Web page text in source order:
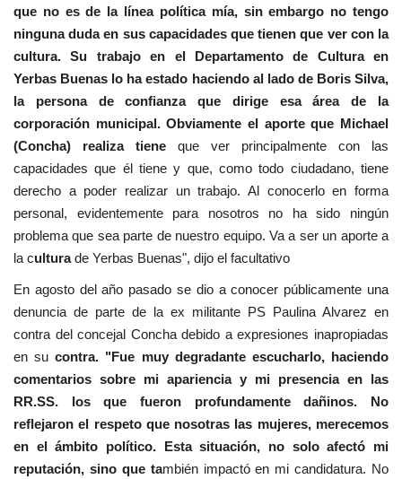
que no es de la línea política mía, sin embargo no tengo
ninguna duda en sus capacidades que tienen que ver con la
cultura. Su trabajo en el Departamento de Cultura en
Yerbas Buenas lo ha estado haciendo al lado de Boris Silva,
la persona de confianza que dirige esa área de la
corporación municipal. Obviamente el aporte que Michael
(Concha) realiza tiene que ver principalmente con las
capacidades que él tiene y que, como todo ciudadano, tiene
derecho a poder realizar un trabajo. Al conocerlo en forma
personal, evidentemente para nosotros no ha sido ningún
problema que sea parte de nuestro equipo. Va a ser un aporte a
la culturade Yerbas Buenas", dijo el facultativo
En agosto del año pasado se dio a conocer públicamente una
denuncia de parte de la ex militante PS Paulina Alvarez en
contra del concejal Concha debido a expresiones inapropiadas
en sucontra. "Fue muy degradante escucharlo, haciendo
comentarios sobre mi apariencia y mi presencia en las
RR.SS. los que fueron profundamente dañinos. No
reflejaron el respeto que nosotras las mujeres, merecemos
en el ámbito político. Esta situación, no solo afectó mi
reputación, sino que también impactó en mi candidatura. No